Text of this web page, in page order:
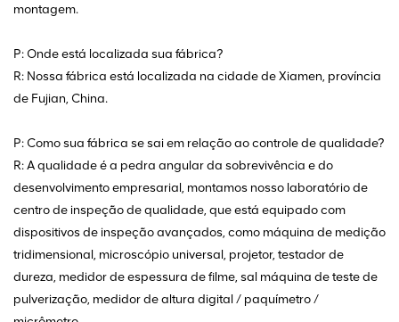
montagem.
P: Onde está localizada sua fábrica?
R: Nossa fábrica está localizada na cidade de Xiamen, província
de Fujian, China.
P: Como sua fábrica se sai em relação ao controle de qualidade?
R: A qualidade é a pedra angular da sobrevivência e do
desenvolvimento empresarial, montamos nosso laboratório de
centro de inspeção de qualidade, que está equipado com
dispositivos de inspeção avançados, como máquina de medição
tridimensional, microscópio universal, projetor, testador de
dureza, medidor de espessura de filme, sal máquina de teste de
pulverização, medidor de altura digital / paquímetro /